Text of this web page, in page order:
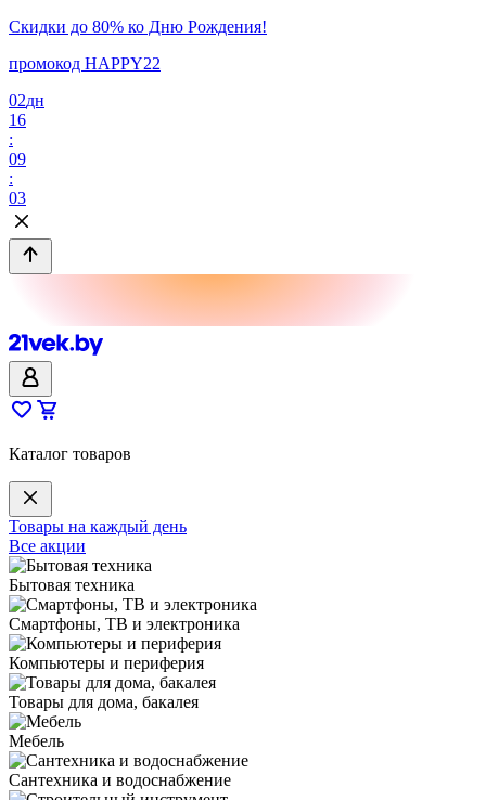
Скидки до 80% ко Дню Рождения!
промокод HAPPY22
02дн
16
:
09
:
03
Каталог товаров
Товары на каждый день
Все акции
Бытовая техника
Смартфоны, ТВ и электроника
Компьютеры и периферия
Товары для дома, бакалея
Мебель
Сантехника и водоснабжение